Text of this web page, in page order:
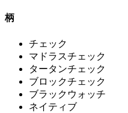
柄
チェック
マドラスチェック
タータンチェック
ブロックチェック
ブラックウォッチ
ネイティブ